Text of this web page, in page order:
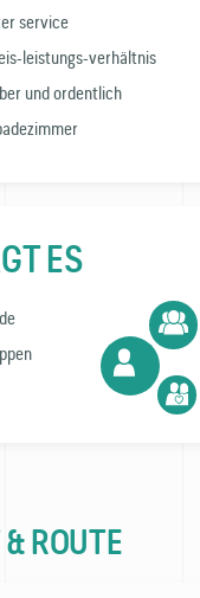
service
leistungs-verhältnis
und ordentlich
ES
ROUTE